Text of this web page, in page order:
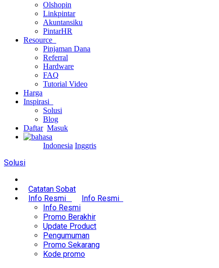
Olshopin
Linkpintar
Akuntansiku
PintarHR
Resource
Pinjaman Dana
Referral
Hardware
FAQ
Tutorial Video
Harga
Inspirasi
Solusi
Blog
Daftar Masuk
Indonesia Inggris
Solusi
Catatan Sobat
Info Resmi
Info Resmi
Info Resmi
Promo Berakhir
Update Product
Pengumuman
Promo Sekarang
Kode promo